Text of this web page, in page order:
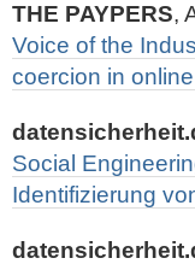
THE PAYPERS,
Voice of the
coercion in
Social
Identifizierung